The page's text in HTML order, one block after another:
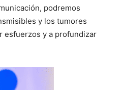
podremos
y los tumores
esfuerzos y a profundizar